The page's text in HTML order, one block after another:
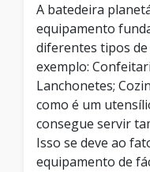
A batedeira
equipamento
diferentes tipos
exemplo:
Lanchonetes;
como é um
consegue servir
Isso se deve ao
equipamento de